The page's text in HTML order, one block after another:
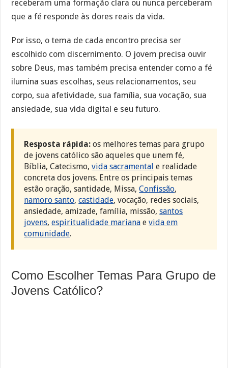
receberam uma formação clara ou nunca perceberam
que a fé responde às dores reais da vida.
Por isso, o tema de cada encontro precisa ser
escolhido com discernimento. O jovem precisa ouvir
sobre Deus, mas também precisa entender como a fé
ilumina suas escolhas, seus relacionamentos, seu
corpo, sua afetividade, sua família, sua vocação, sua
ansiedade, sua vida digital e seu futuro.
Resposta rápida: os melhores temas para grupo
de jovens católico são aqueles que unem fé,
Bíblia, Catecismo,vida sacramental e realidade
concreta dos jovens. Entre os principais temas
estão oração, santidade, Missa,Confissão,
namoro santo,castidade, vocação, redes sociais,
ansiedade, amizade, família, missão,santos
jovens,espiritualidade mariana evida em
comunidade.
Como Escolher Temas Para Grupo de
Jovens Católico?